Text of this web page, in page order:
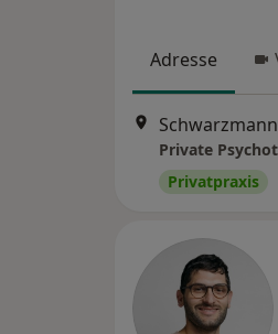
Adresse
Privatpraxis